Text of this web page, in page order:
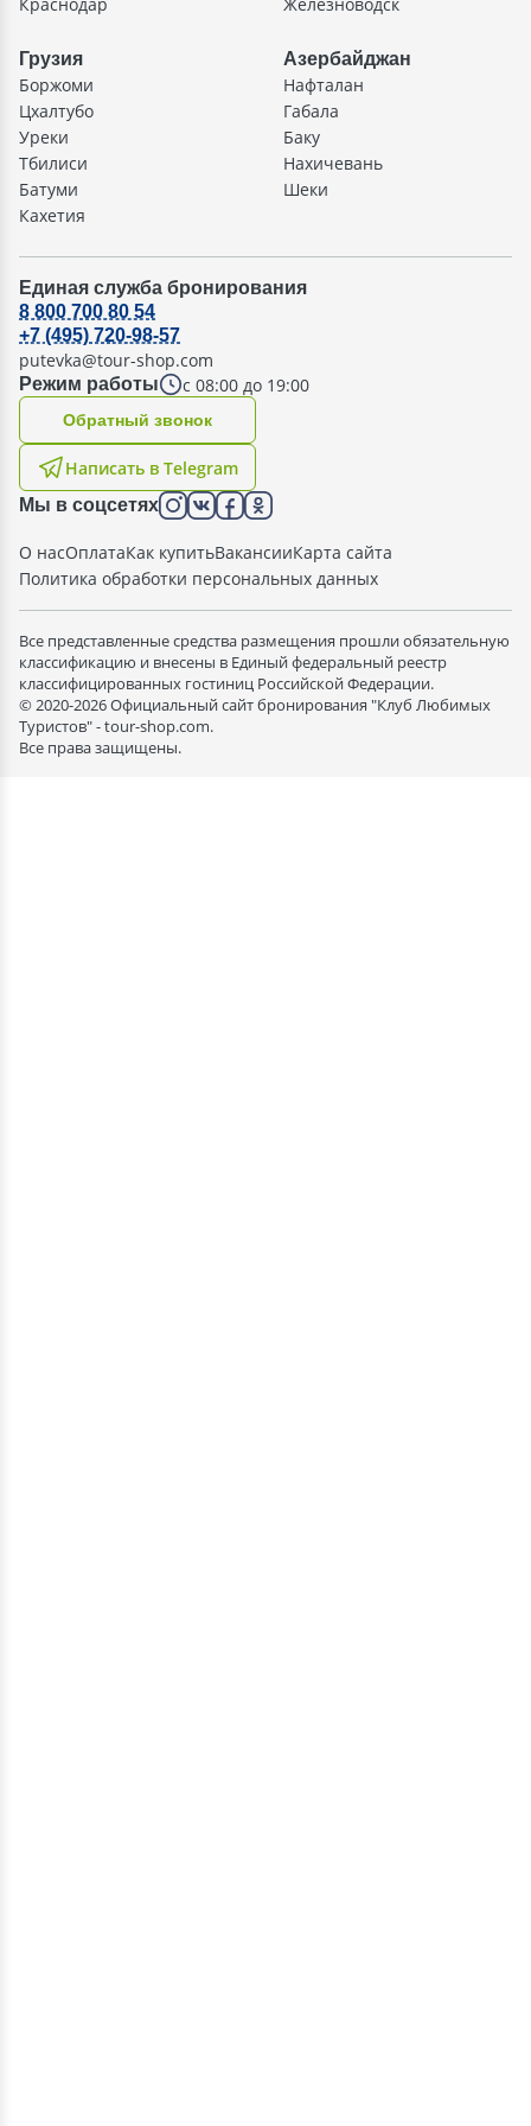
Грузия
Боржоми
Цхалтубо
Уреки
Тбилиси
Батуми
Кахетия
Азербайджан
Нафталан
Габала
Баку
Нахичевань
Шеки
Единая служба бронирования
Режим работы с 08:00 до 19:00
8 800 700 80 54
+7 (495) 720-98-57
putevka@tour-shop.com
Написать в Telegram
Oбратный звонок
Мы в соцсетях
О насОплатаКак купитьВакансииКарта сайта
Политика обработки персональных данных
Все представленные средства размещения прошли обязательную
классификацию и внесены в Единый федеральный реестр
классифицированных гостиниц Российской Федерации.
© 2020-2026 Официальный сайт бронирования "Клуб Любимых
Туристов" - tour-shop.com.
Все права защищены.